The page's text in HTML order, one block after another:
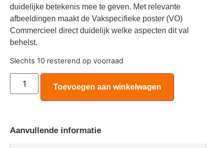
duidelijke betekenis mee te geven. Met relevante
afbeeldingen maakt de Vakspecifieke poster (VO)
Commercieel direct duidelijk welke aspecten dit val
behelst.
Slechts 10 resterend op voorraad
Toevoegen aan winkelwagen
Aanvullende informatie